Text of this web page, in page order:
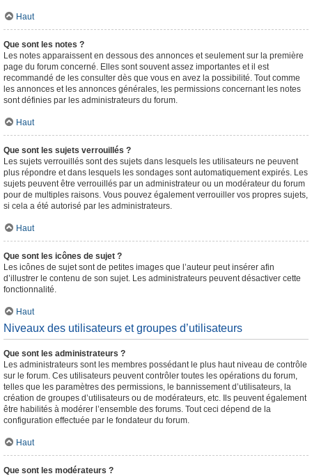
Haut
Que sont les notes ?
Les notes apparaissent en dessous des annonces et seulement sur la première
page du forum concerné. Elles sont souvent assez importantes et il est
recommandé de les consulter dès que vous en avez la possibilité. Tout comme
les annonces et les annonces générales, les permissions concernant les notes
sont définies par les administrateurs du forum.
Haut
Que sont les sujets verrouillés ?
Les sujets verrouillés sont des sujets dans lesquels les utilisateurs ne peuvent
plus répondre et dans lesquels les sondages sont automatiquement expirés. Les
sujets peuvent être verrouillés par un administrateur ou un modérateur du forum
pour de multiples raisons. Vous pouvez également verrouiller vos propres sujets,
si cela a été autorisé par les administrateurs.
Haut
Que sont les icônes de sujet ?
Les icônes de sujet sont de petites images que l’auteur peut insérer afin
d’illustrer le contenu de son sujet. Les administrateurs peuvent désactiver cette
fonctionnalité.
Haut
Niveaux des utilisateurs et groupes d’utilisateurs
Que sont les administrateurs ?
Les administrateurs sont les membres possédant le plus haut niveau de contrôle
sur le forum. Ces utilisateurs peuvent contrôler toutes les opérations du forum,
telles que les paramètres des permissions, le bannissement d’utilisateurs, la
création de groupes d’utilisateurs ou de modérateurs, etc. Ils peuvent également
être habilités à modérer l’ensemble des forums. Tout ceci dépend de la
configuration effectuée par le fondateur du forum.
Haut
Que sont les modérateurs ?